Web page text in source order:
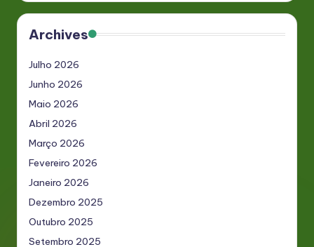
Archives
Julho 2026
Junho 2026
Maio 2026
Abril 2026
Março 2026
Fevereiro 2026
Janeiro 2026
Dezembro 2025
Outubro 2025
Setembro 2025